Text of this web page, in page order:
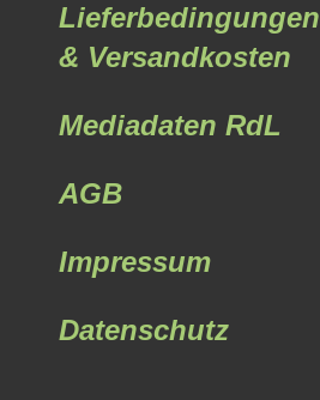
Lieferbedingungen
& Versandkosten
Mediadaten RdL
AGB
Impressum
Datenschutz